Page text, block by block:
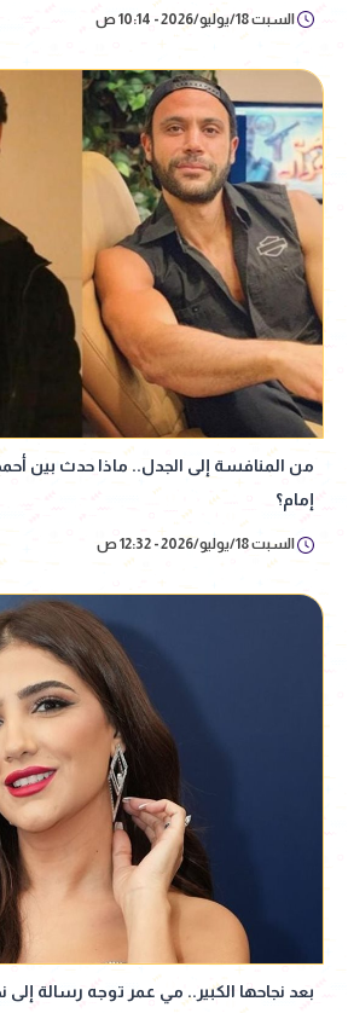
السبت 18/يوليو/2026 - 10:14 ص
من المنافسة إلى الجدل.. ماذا حدث بين
إمام؟
السبت 18/يوليو/2026 - 12:32 ص
بعد نجاحها الكبير.. مي عمر توجه رسالة